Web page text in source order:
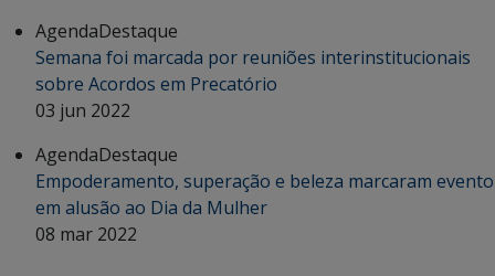
AgendaDestaque
Semana foi marcada por reuniões interinstitucionais
sobre Acordos em Precatório
03 jun 2022
AgendaDestaque
Empoderamento, superação e beleza marcaram evento
em alusão ao Dia da Mulher
08 mar 2022